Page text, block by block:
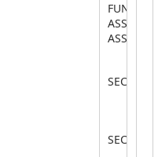
FUNDO
ASSIS
SEC. DA
SEC. DE